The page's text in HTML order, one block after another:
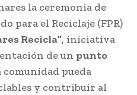
la ceremonia de
para el Reciclaje (FPR)
Recicla”, iniciativa
de un punto
comunidad pueda
y contribuir al